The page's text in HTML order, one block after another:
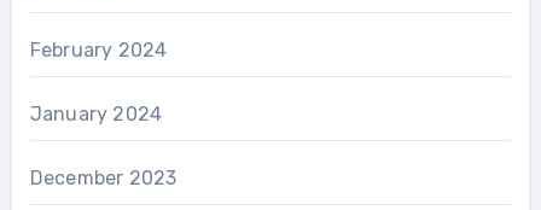
February 2024
January 2024
December 2023